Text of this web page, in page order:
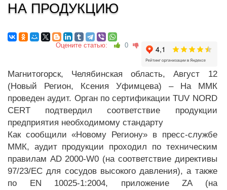
НА ПРОДУКЦИЮ
Оцените статью: 0
Магнитогорск, Челябинская область, Август 12
(Новый Регион, Ксения Уфимцева) – На ММК
проведен аудит. Орган по сертификации TUV NORD
CERT подтвердил соответствие продукции
предприятия необходимому стандарту
Как сообщили «Новому Региону» в пресс-службе
ММК, аудит продукции проходил по техническим
правилам AD 2000-W0 (на соответствие директивы
97/23/ЕС для сосудов высокого давления), а также
по EN 10025-1:2004, приложение ZA (на